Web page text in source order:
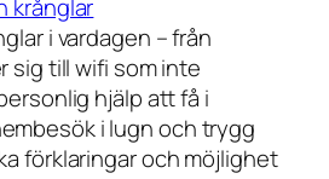
krånglar
i vardagen – från
sig till wifi som inte
hjälp att få i
i lugn och trygg
förklaringar och möjlighet